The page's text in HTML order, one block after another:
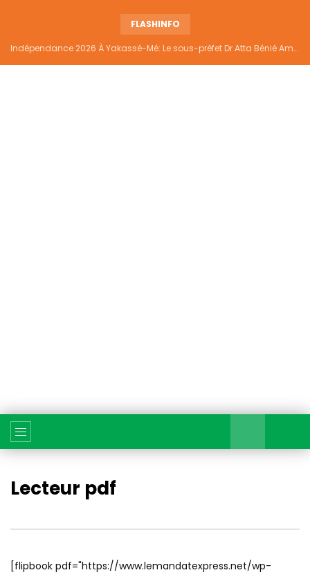
FLASHINFO
Indépendance 2026 À Yakassé-Mé: Le sous-préfet Dr Atta Bénié Amédé appelle à l’unité, à la sécurité et au développement
Lecteur pdf
[flipbook pdf="https://www.lemandatexpress.net/wp-